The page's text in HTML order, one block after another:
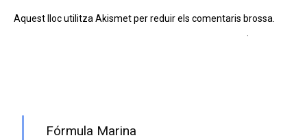
Aquest lloc utilitza Akismet per reduir els comentaris brossa.
Fórmula Marina